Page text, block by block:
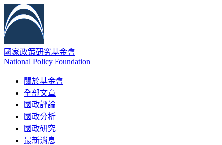
國家政策研究基金會
National Policy Foundation
關於基金會
全部文章
國政評論
國政分析
國政研究
最新消息